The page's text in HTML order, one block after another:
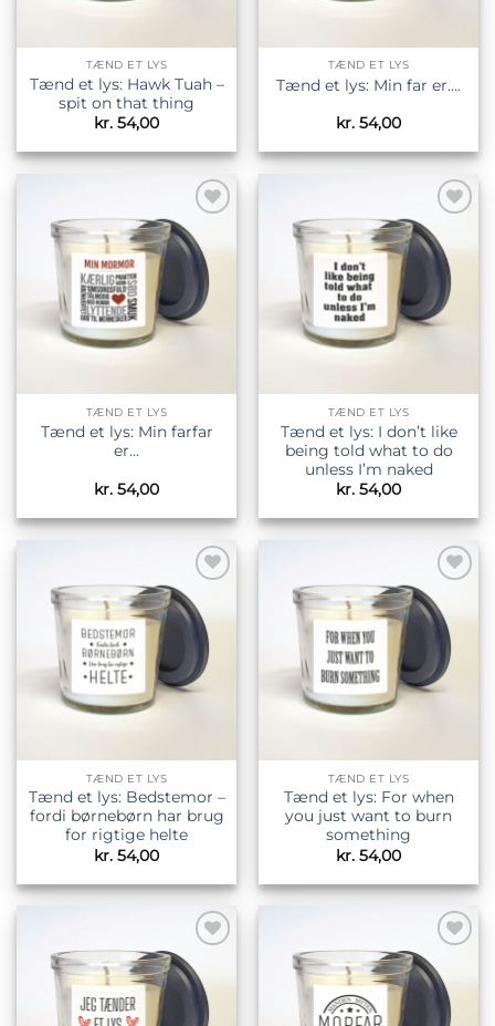
TÆND ET LYS
Tænd et lys: Hawk Tuah –
spit on that thing
kr. 54,00
TÆND ET LYS
Tænd et lys: Min far er….
kr. 54,00
Tilføj til
ønskeliste
TÆND ET LYS
Tænd et lys: Min farfar
er…
kr. 54,00
Tilføj til
ønskeliste
TÆND ET LYS
Tænd et lys: I don’t like
being told what to do
unless I’m naked
kr. 54,00
Tilføj til
ønskeliste
TÆND ET LYS
Tænd et lys: Bedstemor –
fordi børnebørn har brug
for rigtige helte
kr. 54,00
Tilføj til
ønskeliste
TÆND ET LYS
Tænd et lys: For when
you just want to burn
something
kr. 54,00
Tilføj til
ønskeliste
Tilføj til
ønskeliste